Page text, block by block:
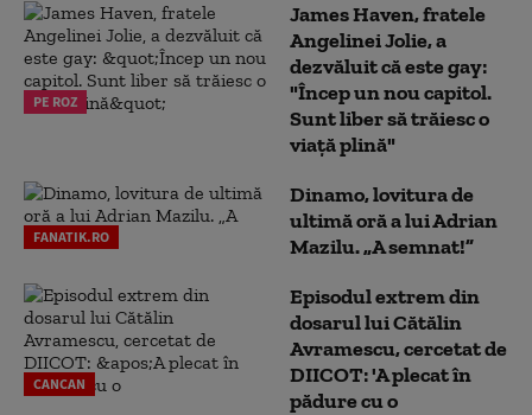
PE ROZ
James Haven, fratele
Angelinei Jolie, a
dezvăluit că este gay:
"Încep un nou capitol.
Sunt liber să trăiesc o
viață plină"
FANATIK.RO
Dinamo, lovitura de
ultimă oră a lui Adrian
Mazilu. „A semnat!”
CANCAN
Episodul extrem din
dosarul lui Cătălin
Avramescu, cercetat de
DIICOT: 'A plecat în
pădure cu o